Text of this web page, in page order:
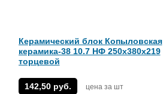
Керамический блок Копыловская
керамика-38 10.7 НФ 250х380х219
торцевой
142,50 руб. цена за шт